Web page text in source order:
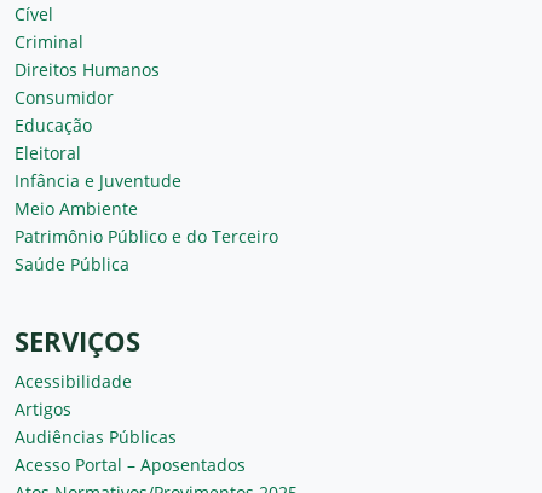
Cível
Criminal
Direitos Humanos
Consumidor
Educação
Eleitoral
Infância e Juventude
Meio Ambiente
Patrimônio Público e do Terceiro
Saúde Pública
SERVIÇOS
Acessibilidade
Artigos
Audiências Públicas
Acesso Portal – Aposentados